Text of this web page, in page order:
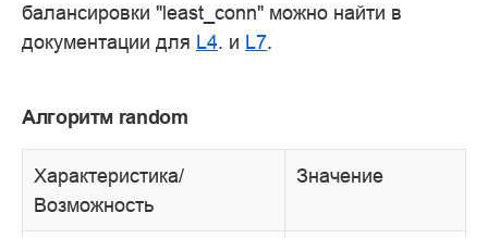
балансировки "least_conn" можно найти в
документации для L4. и L7.
Алгоритм random
Характеристика/
Возможность
Значение